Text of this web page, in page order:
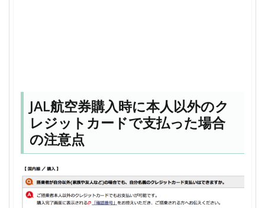
JAL航空券購入時に本人以外のク
レジットカードで支払った場合
の注意点